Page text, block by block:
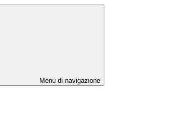
Menu di navigazione